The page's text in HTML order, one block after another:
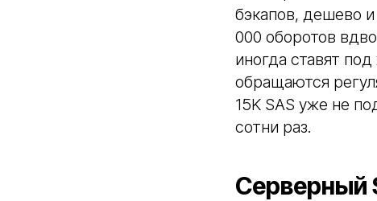
бэкапов, дешево и
000 оборотов
иногда ставят
обращаются
15K SAS уже не
сотни раз.
Серверный